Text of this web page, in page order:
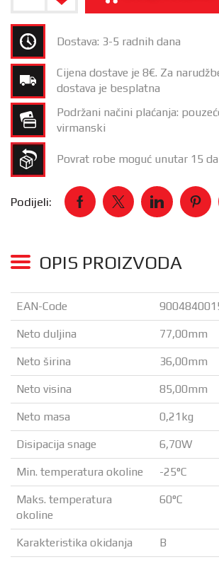
Dostava: 3-5 radnih dana
Cijena dostave je 8€. Za
dostava je besplatna
Podržani načini plaćanja:
virmanski
Povrat robe moguć unutar 15
Podijeli:
OPIS PROIZVODA
EAN-Code
Neto duljina 77,00mm
Neto širina 36,00mm
Neto visina 85,00mm
Neto masa 0,21kg
Disipacija snage 6,70W
Min. temperatura okoline -25°C
Maks. temperatura
okoline
60°C
Karakteristika okidanja B